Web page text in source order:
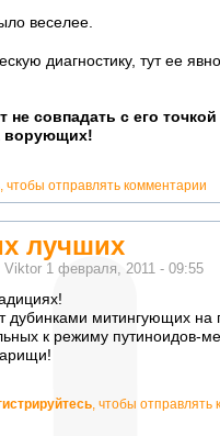
веселее.
диагностику, тут ее
не совпадать с его
ворующих!
, чтобы отправлять комментарии
лучших
Viktor 1 февраля, 2011 - 09:55
дубинками митингующих на
к режиму путиноидов-
, чтобы отправлять